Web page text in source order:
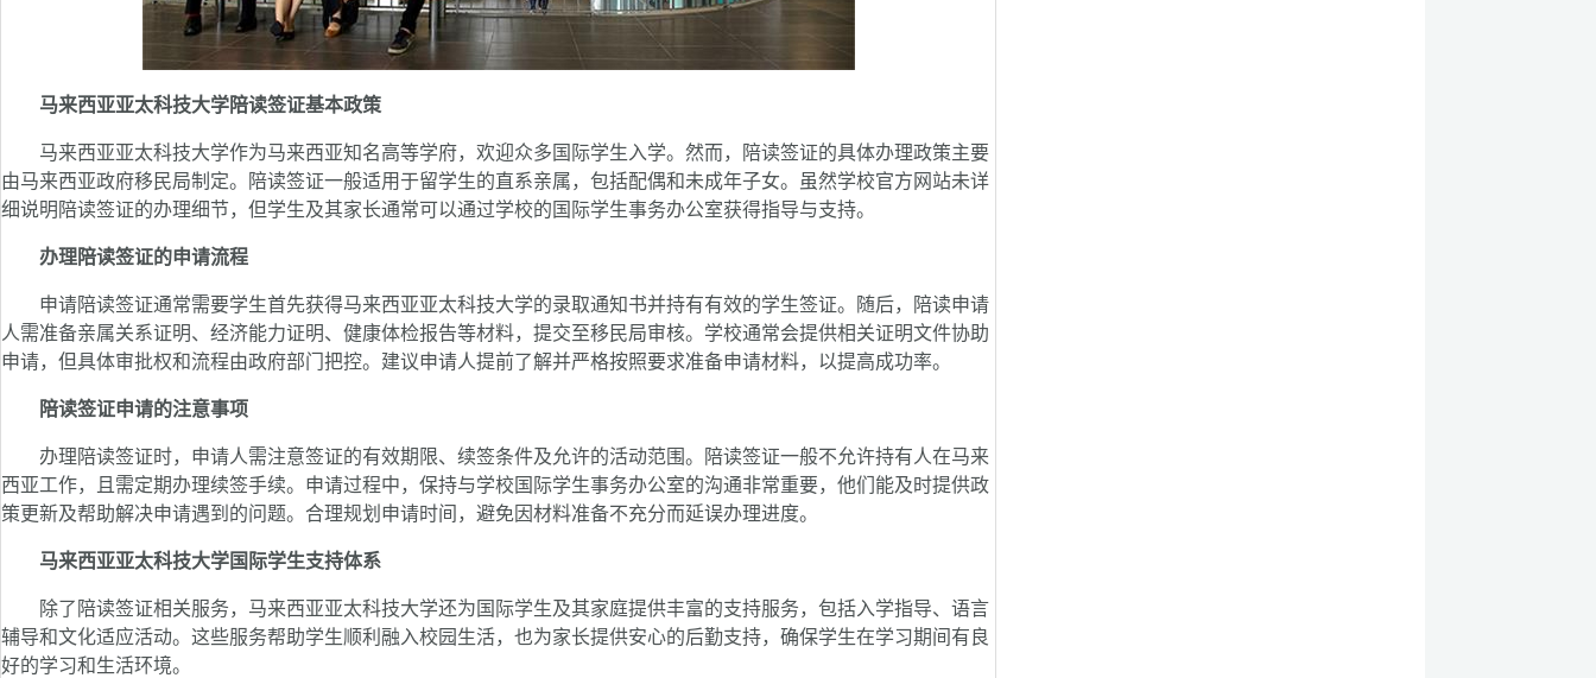
马来西亚亚太科技大学陪读签证基本政策
马来西亚亚太科技大学作为马来西亚知名高等学府，欢迎众多国际学生入学。然而，陪读签证的具体办理政策主要
由马来西亚政府移民局制定。陪读签证一般适用于留学生的直系亲属，包括配偶和未成年子女。虽然学校官方网站未详
细说明陪读签证的办理细节，但学生及其家长通常可以通过学校的国际学生事务办公室获得指导与支持。
办理陪读签证的申请流程
申请陪读签证通常需要学生首先获得马来西亚亚太科技大学的录取通知书并持有有效的学生签证。随后，陪读申请
人需准备亲属关系证明、经济能力证明、健康体检报告等材料，提交至移民局审核。学校通常会提供相关证明文件协助
申请，但具体审批权和流程由政府部门把控。建议申请人提前了解并严格按照要求准备申请材料，以提高成功率。
陪读签证申请的注意事项
办理陪读签证时，申请人需注意签证的有效期限、续签条件及允许的活动范围。陪读签证一般不允许持有人在马来
西亚工作，且需定期办理续签手续。申请过程中，保持与学校国际学生事务办公室的沟通非常重要，他们能及时提供政
策更新及帮助解决申请遇到的问题。合理规划申请时间，避免因材料准备不充分而延误办理进度。
马来西亚亚太科技大学国际学生支持体系
除了陪读签证相关服务，马来西亚亚太科技大学还为国际学生及其家庭提供丰富的支持服务，包括入学指导、语言
辅导和文化适应活动。这些服务帮助学生顺利融入校园生活，也为家长提供安心的后勤支持，确保学生在学习期间有良
好的学习和生活环境。